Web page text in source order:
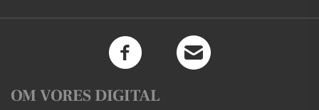
OM VORES DIGITAL